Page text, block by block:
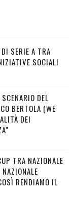
SERIE A TRA
SOCIALI
DEL
BERTOLA (WE
DEI
TRA NAZIONALE
RENDIAMO IL